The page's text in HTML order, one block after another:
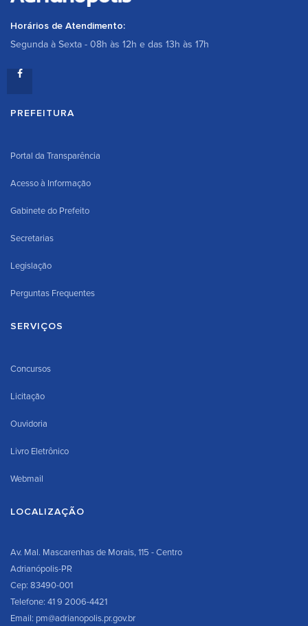
Horários de Atendimento:
Segunda à Sexta - 08h às 12h e das 13h às 17h
PREFEITURA
Portal da Transparência
Acesso à Informação
Gabinete do Prefeito
Secretarias
Legislação
Perguntas Frequentes
SERVIÇOS
Concursos
Licitação
Ouvidoria
Livro Eletrônico
Webmail
LOCALIZAÇÃO
Av. Mal. Mascarenhas de Morais, 115 - Centro
Adrianópolis-PR
Cep: 83490-001
Telefone: 41 9 2006-4421
Email: pm@adrianopolis.pr.gov.br